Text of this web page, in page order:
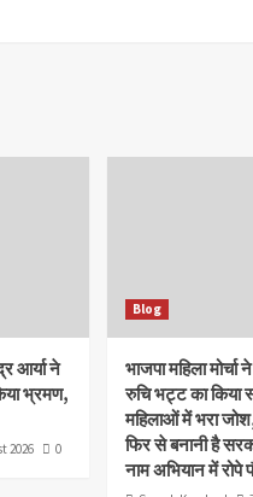
आर्या ने
भ्रमण,
2026 0
Blog
भाजपा महिला
रुचि भट्ट का किया
महिलाओं में भरा
फिर से बनानी है
नाम अभियान में रोपे